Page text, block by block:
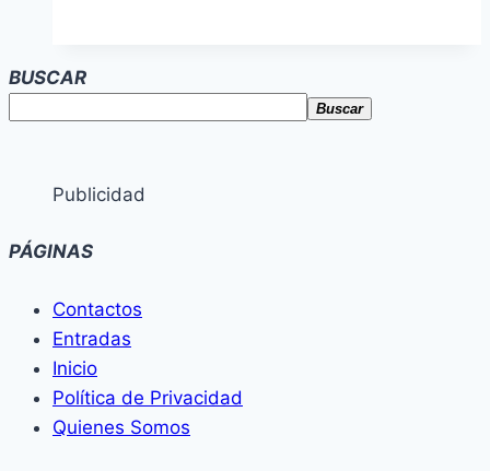
BUSCAR
Buscar
Publicidad
PÁGINAS
Contactos
Entradas
Inicio
Política de Privacidad
Quienes Somos